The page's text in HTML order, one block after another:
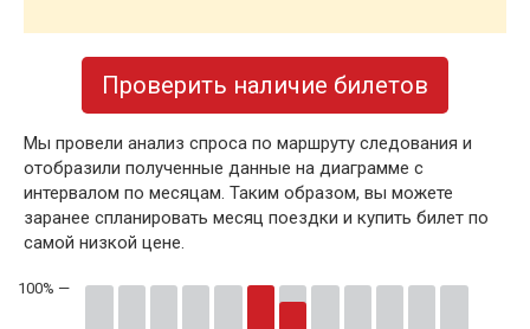
Проверить наличие билетов
Мы провели анализ спроса по маршруту следования и
отобразили полученные данные на диаграмме с
интервалом по месяцам. Таким образом, вы можете
заранее спланировать месяц поездки и купить билет по
самой низкой цене.